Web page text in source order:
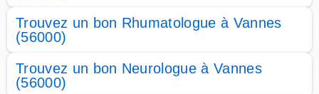
Trouvez un bon Rhumatologue à Vannes
(56000)
Trouvez un bon Neurologue à Vannes
(56000)